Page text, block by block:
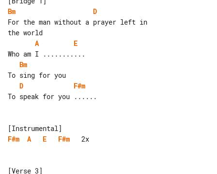
Bm
D
For the man without a prayer left in
A
E
Bm
D
F#m
To speak for you ......
F#m
A E F#m
   2x